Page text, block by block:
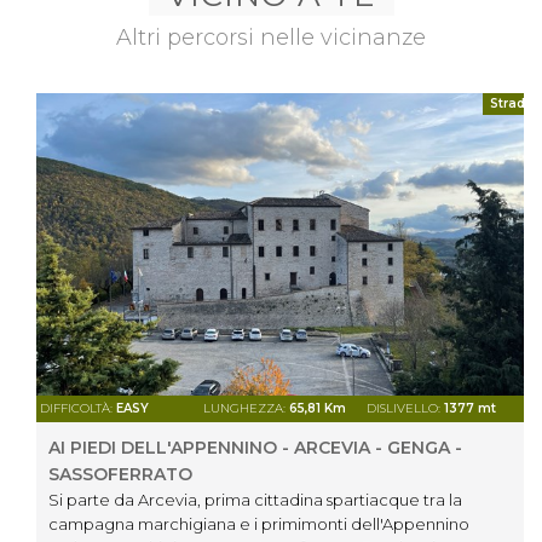
Altri percorsi nelle vicinanze
Strada
DIFFICOLTÀ: EASY LUNGHEZZA: 65,81 Km DISLIVELLO: 1377 mt
AI PIEDI DELL'APPENNINO - ARCEVIA - GENGA -
SASSOFERRATO
Si parte da Arcevia, prima cittadina spartiacque tra la
campagna marchigiana e i primimonti dell'Appennino